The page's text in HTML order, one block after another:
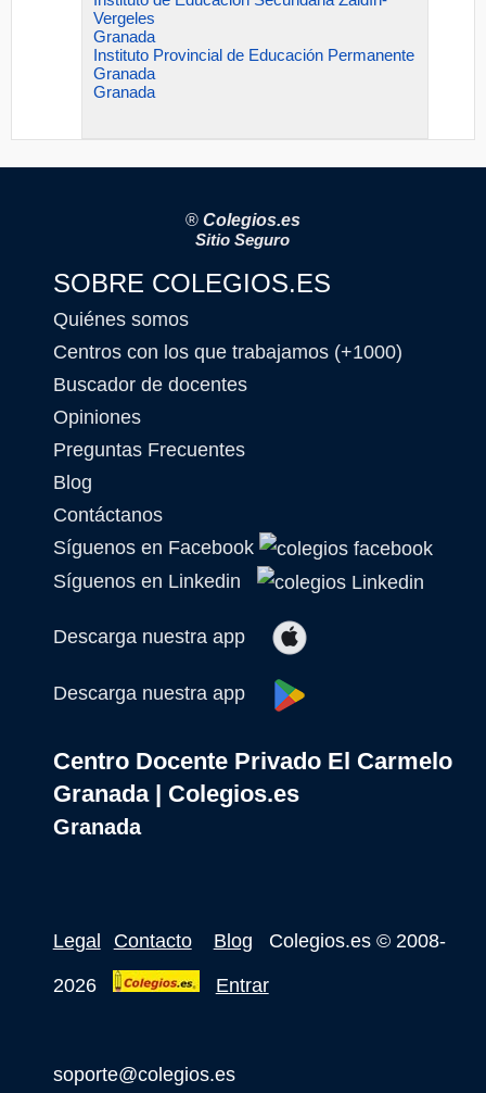
Vergeles
Granada
Instituto Provincial de Educación Permanente
Granada
Granada
® Colegios.es
Sitio Seguro
SOBRE COLEGIOS.ES
Quiénes somos
Centros con los que trabajamos (+1000)
Buscador de docentes
Opiniones
Preguntas Frecuentes
Blog
Contáctanos
Síguenos en Facebook
Síguenos en Linkedin
Descarga nuestra app
Descarga nuestra app
Centro Docente Privado El Carmelo
Granada | Colegios.es
Granada
Legal Contacto Blog Colegios.es© 2008-
2026 Entrar
soporte@colegios.es